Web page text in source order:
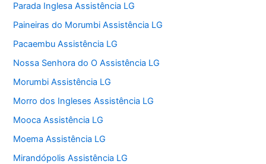
Parada Inglesa Assistência LG
Paineiras do Morumbi Assistência LG
Pacaembu Assistência LG
Nossa Senhora do O Assistência LG
Morumbi Assistência LG
Morro dos Ingleses Assistência LG
Mooca Assistência LG
Moema Assistência LG
Mirandópolis Assistência LG